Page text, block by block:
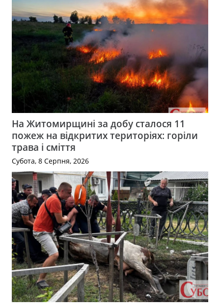
На Житомирщині за добу сталося 11
пожеж на відкритих територіях: горіли
трава і сміття
Субота, 8 Серпня, 2026